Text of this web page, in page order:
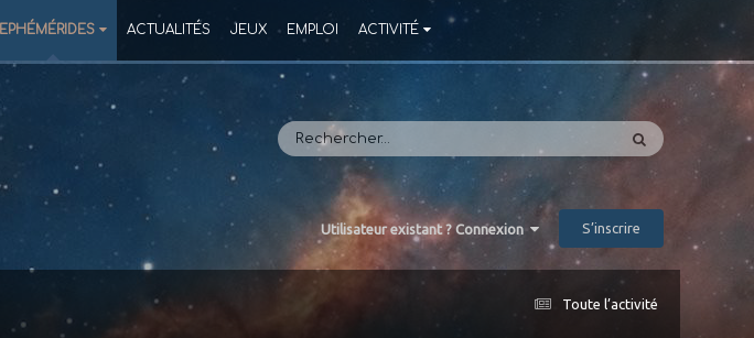
EPHÉMÉRIDES ACTUALITÉS JEUX EMPLOI ACTIVITÉ
Utilisateur existant ? Connexion S’inscrire
Toute l’activité